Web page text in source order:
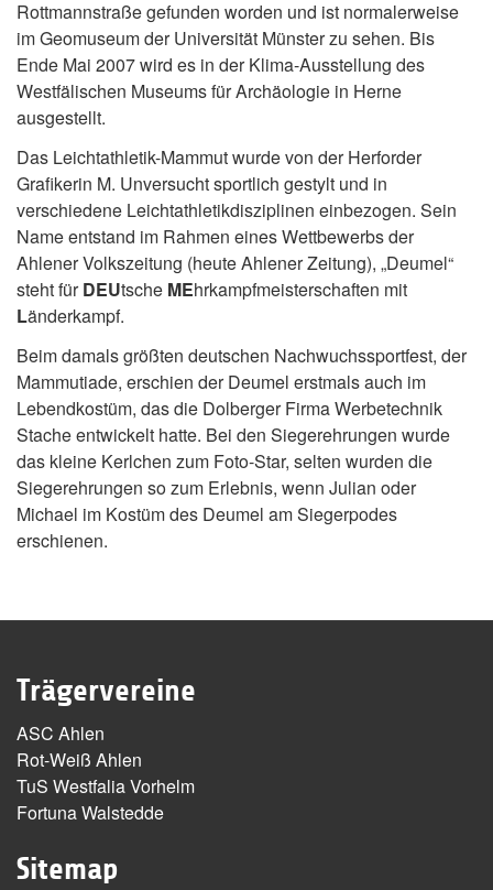
Rottmannstraße gefunden worden und ist normalerweise
im Geomuseum der Universität Münster zu sehen. Bis
Ende Mai 2007 wird es in der Klima-Ausstellung des
Westfälischen Museums für Archäologie in Herne
ausgestellt.
Das Leichtathletik-Mammut wurde von der Herforder
Grafikerin M. Unversucht sportlich gestylt und in
verschiedene Leichtathletikdisziplinen einbezogen. Sein
Name entstand im Rahmen eines Wettbewerbs der
Ahlener Volkszeitung (heute Ahlener Zeitung), „Deumel“
steht fürDEUtsche MEhrkampfmeisterschaften mit
Länderkampf.
Beim damals größten deutschen Nachwuchssportfest, der
Mammutiade, erschien der Deumel erstmals auch im
Lebendkostüm, das die Dolberger Firma Werbetechnik
Stache entwickelt hatte. Bei den Siegerehrungen wurde
das kleine Kerlchen zum Foto-Star, selten wurden die
Siegerehrungen so zum Erlebnis, wenn Julian oder
Michael im Kostüm des Deumel am Siegerpodes
erschienen.
Trägervereine
ASC Ahlen
Rot-Weiß Ahlen
TuS Westfalia Vorhelm
Fortuna Walstedde
Sitemap